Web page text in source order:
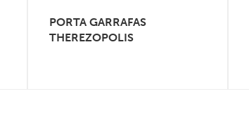
PORTA GARRAFAS
THEREZOPOLIS